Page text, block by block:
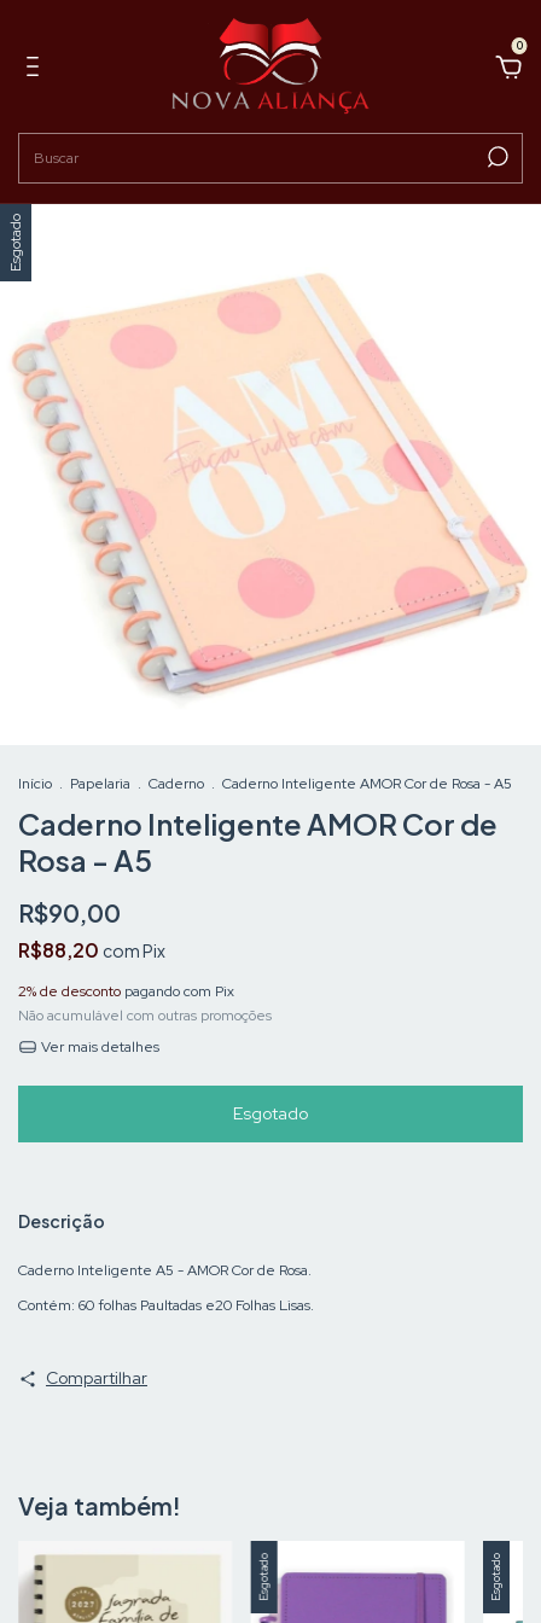
0
Esgotado
Início . Papelaria . Caderno . Caderno Inteligente AMOR Cor de Rosa - A5
Caderno Inteligente AMOR Cor de
Rosa - A5
R$90,00
R$88,20 comPix
2% de desconto pagando com Pix
Não acumulável com outras promoções
Ver mais detalhes
Descrição
Caderno Inteligente A5 - AMOR Cor de Rosa.
Contém: 60 folhas Paultadas e20 Folhas Lisas.
Compartilhar
Veja também!
Esgotado Esgotado